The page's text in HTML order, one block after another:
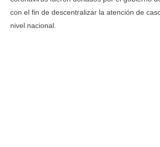
con el fin de descentralizar la atención de
nivel nacional.